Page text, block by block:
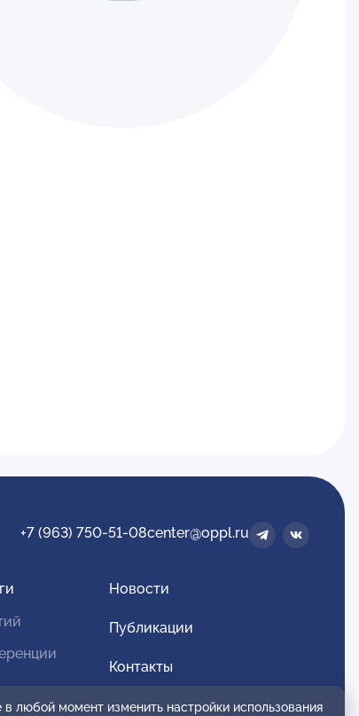
+7 (963) 750-51-08center@oppl.ru
Новости
Публикации
Контакты
Для спонсоров и партнеров
любой момент изменить настройки использования